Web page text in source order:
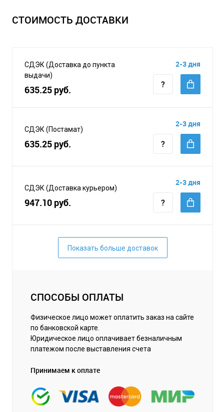
СТОИМОСТЬ ДОСТАВКИ
СДЭК (Доставка до пункта
выдачи)
635.25 руб.
2-3 дня
СДЭК (Постамат)
635.25 руб.
2-3 дня
СДЭК (Доставка курьером)
947.10 руб.
2-3 дня
Показать больше доставок
СПОСОБЫ ОПЛАТЫ
Физическое лицо может оплатить заказ на сайте
по банковской карте.
Юридическое лицо оплачивает безналичным
платежом после выставления счета
Принимаем к оплате